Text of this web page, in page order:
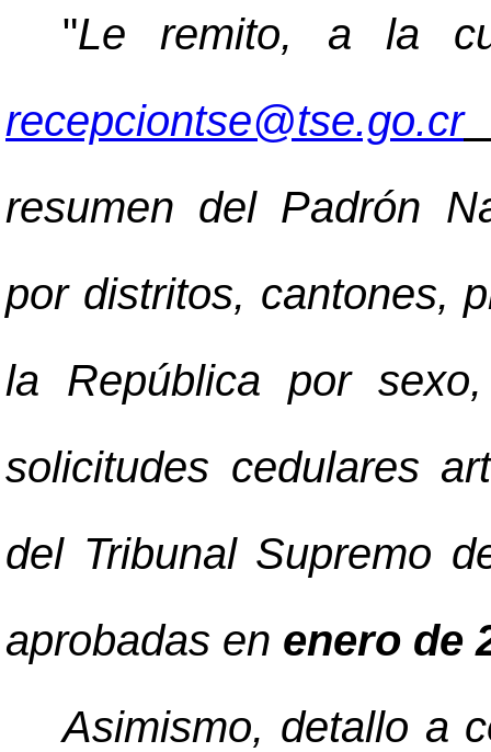
"Le remito, a la
recepciontse@tse.go.cr
resumen del Padrón
por distritos, cantones,
la República por
solicitudes cedulares
del Tribunal Supremo
aprobadas en enero de
Asimismo, detallo a